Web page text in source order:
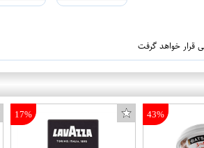
قرار خواهد گرفت
43%
17%